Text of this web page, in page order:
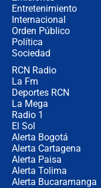
Entretenimiento
Internacional
Orden Público
Política
Sociedad
RCN Radio
La Fm
Deportes RCN
La Mega
Radio 1
El Sol
Alerta Bogotá
Alerta Cartagena
Alerta Paisa
Alerta Tolima
Alerta Bucaramanga